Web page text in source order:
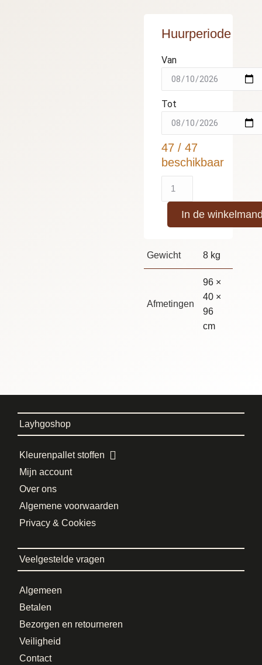
Huurperiode
Van
Tot
47 / 47
beschikbaar
In de
Gewicht 8 kg
Afmetingen
96 ×
40 ×
96
cm
Layhgoshop
Kleurenpallet stoffen
Mijn account
Over ons
Algemene voorwaarden
Privacy & Cookies
Veelgestelde vragen
Algemeen
Betalen
Bezorgen en retourneren
Veiligheid
Contact